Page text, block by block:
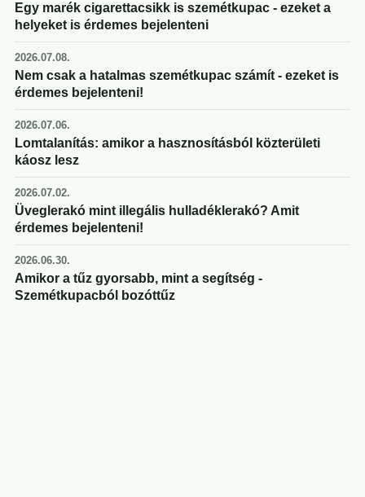
Egy marék cigarettacsikk is szemétkupac - ezeket a
helyeket is érdemes bejelenteni
2026.07.08.
Nem csak a hatalmas szemétkupac számít - ezeket is
érdemes bejelenteni!
2026.07.06.
Lomtalanítás: amikor a hasznosításból közterületi
káosz lesz
2026.07.02.
Üveglerakó mint illegális hulladéklerakó? Amit
érdemes bejelenteni!
2026.06.30.
Amikor a tűz gyorsabb, mint a segítség -
Szemétkupacból bozóttűz